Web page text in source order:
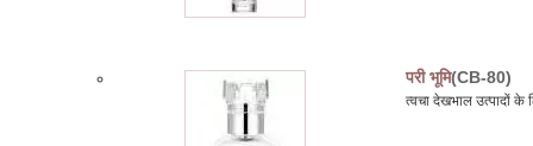
परी भूमि(CB-80)
त्वचा देखभाल उत्पादों के